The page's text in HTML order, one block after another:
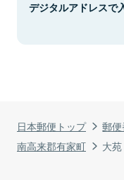
日本郵便トップ 郵
南高来郡有家町
大苑
デジタルアドレスで